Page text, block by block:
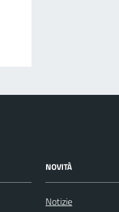
NOVITÀ
Notizie